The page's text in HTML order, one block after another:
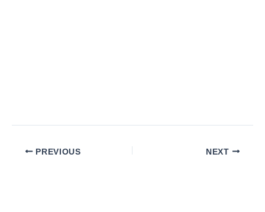
PREVIOUS NEXT